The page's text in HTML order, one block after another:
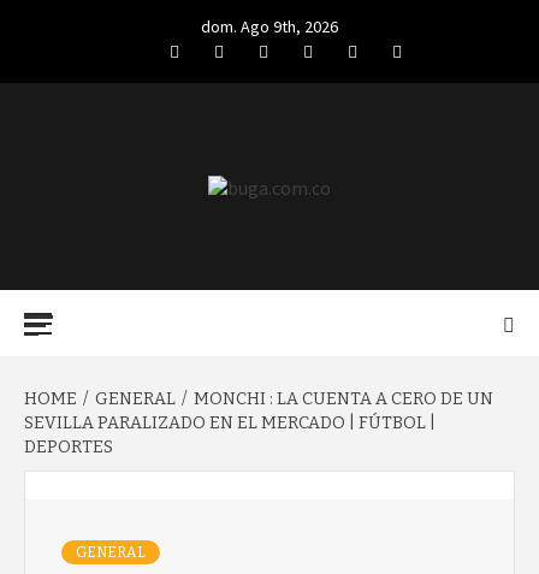
dom. Ago 9th, 2026
FacebookTwitterLinkedIn
VK YouTubeInstagram
HOME GENERAL
MONCHI : LA CUENTA A CERO DE UN
SEVILLA PARALIZADO EN EL MERCADO | FÚTBOL |
DEPORTES
GENERAL